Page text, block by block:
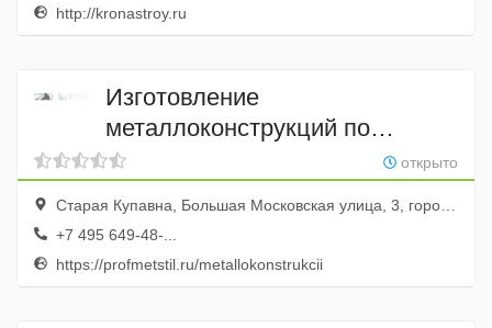
http://kronastroy.ru
Изготовление
металлоконструкций по
чертежам
открыто
Старая Купавна, Большая Московская улица, 3, город Старая Купавна, Московская область, Россия
+7 495 649-48-...
https://profmetstil.ru/metallokonstrukcii